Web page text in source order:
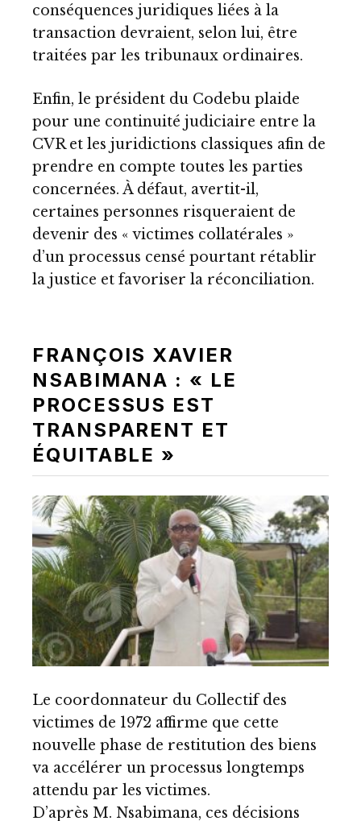
conséquences juridiques liées à la
transaction devraient, selon lui, être
traitées par les tribunaux ordinaires.
Enfin, le président du Codebu plaide
pour une continuité judiciaire entre la
CVR et les juridictions classiques afin de
prendre en compte toutes les parties
concernées. À défaut, avertit-il,
certaines personnes risqueraient de
devenir des « victimes collatérales »
d’un processus censé pourtant rétablir
la justice et favoriser la réconciliation.
FRANÇOIS XAVIER
NSABIMANA : « LE
PROCESSUS EST
TRANSPARENT ET
ÉQUITABLE »
Le coordonnateur du Collectif des
victimes de 1972 affirme que cette
nouvelle phase de restitution des biens
va accélérer un processus longtemps
attendu par les victimes.
D’après M. Nsabimana, ces décisions